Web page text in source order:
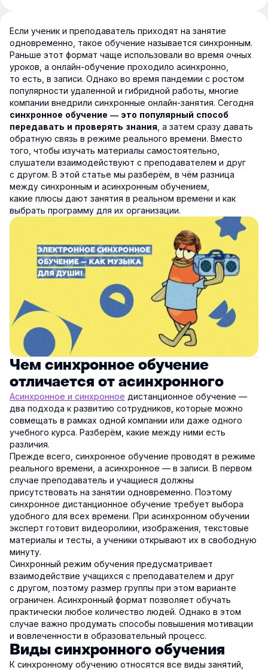
Если ученик и преподаватель приходят на занятие
одновременно, такое обучение называется синхронным.
Раньше этот формат чаще использовали во время очных
уроков, а онлайн-обучение проходило асинхронно,
то есть, в записи. Однако во время пандемии с ростом
популярности удаленной и гибридной работы, многие
компании внедрили синхронные онлайн-занятия. Сегодня
синхронное обучение — это популярный способ
передавать и проверять знания , а затем сразу давать
обратную связь в режиме реального времени. Вместо
того, чтобы изучать материалы самостоятельно,
слушатели взаимодействуют с преподавателем и друг
с другом. В этой статье мы разберём, в чём разница
между синхронным и асинхронным обучением,
какие плюсы дают занятия в реальном времени и как
выбрать программу для их организации.
Чем синхронное обучение
отличается от асинхронного
Асинхронное и синхронное дистанционное обучение —
два подхода к развитию сотрудников, которые можно
совмещать в рамках одной компании или даже одного
учебного курса. Разберём, какие между ними есть
различия.
Прежде всего, синхронное обучение проводят в режиме
реального времени, а асинхронное — в записи. В первом
случае преподаватель и учащиеся должны
присутствовать на занятии одновременно. Поэтому
синхронное дистанционное обучение требует выбора
удобного для всех времени. При асинхронном обучении
эксперт готовит видеоролики, изображения, текстовые
материалы и тесты, а ученики открывают их в свободную
минуту.
Синхронный режим обучения предусматривает
взаимодействие учащихся с преподавателем и друг
с другом, поэтому размер группы при этом варианте
ограничен. Асинхронный формат позволяет обучать
практически любое количество людей. Однако в этом
случае важно продумать способы повышения мотивации
и вовлеченности в образовательный процесс.
Виды синхронного обучения
К синхронному обучению относятся все виды занятий,